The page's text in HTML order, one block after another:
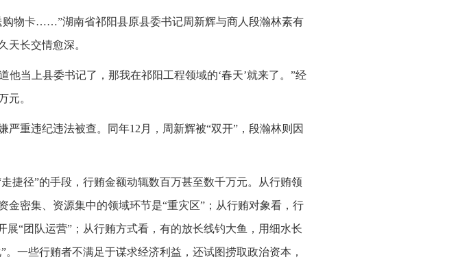
物卡……”湖南省祁阳县原县委书记周新辉与商人段瀚林素有
天长交情愈深。
他当上县委书记了，那我在祁阳工程领域的‘春天’就来了。”经
元。
重违纪违法被查。同年12月，周新辉被“双开”，段瀚林则因
捷径”的手段，行贿金额动辄数百万甚至数千万元。从行贿领
密集、资源集中的领域环节是“重灾区”；从行贿对象看，行
“团队运营”；从行贿方式看，有的放长线钓大鱼，用细水长
一些行贿者不满足于谋求经济利益，还试图捞取政治资本，